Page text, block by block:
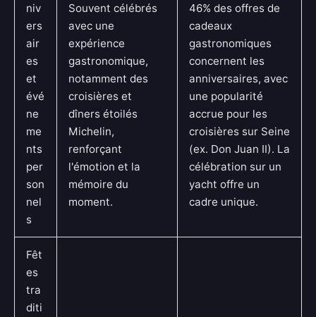
niv
ers
air
es
et
évé
ne
me
nts
per
son
nel
s
Souvent célébrés
avec une
expérience
gastronomique,
notamment des
croisières et
dîners étoilés
Michelin,
renforçant
l'émotion et la
mémoire du
moment.
46% des offres de
cadeaux
gastronomiques
concernent les
anniversaires, avec
une popularité
accrue pour les
croisières sur Seine
(ex. Don Juan II). La
célébration sur un
yacht offre un
cadre unique.
Fêt
es
tra
diti